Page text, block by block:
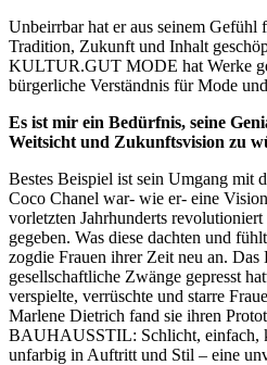
Unbeirrbar hat er aus seinem Gefühl
Tradition, Zukunft und Inhalt
KULTUR.GUT MODE hat Werke
bürgerliche Verständnis für Mode
Es ist mir ein Bedürfnis, seine
Weitsicht und Zukunftsvision zu
Bestes Beispiel ist sein Umgang
Coco Chanel war- wie er- eine
vorletzten Jahrhunderts
gegeben. Was diese dachten und
zogdie Frauen ihrer Zeit neu an. Das
gesellschaftliche Zwänge gepresst
verspielte, verrüschte und starre
Marlene Dietrich fand sie ihren
BAUHAUSSTIL: Schlicht, einfach,
unfarbig in Auftritt und Stil – eine